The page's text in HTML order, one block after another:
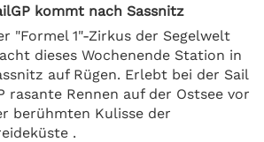
kommt nach Sassnitz
"Formel 1"-Zirkus der Segelwelt
dieses Wochenende Station in
auf Rügen. Erlebt bei der Sail
rasante Rennen auf der Ostsee vor
berühmten Kulisse der
.